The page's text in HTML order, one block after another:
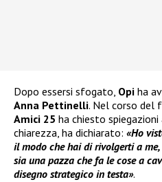
Dopo essersi sfogato, Opi ha
Anna Pettinelli. Nel corso del
Amici 25 ha chiesto
chiarezza, ha dichiarato: «Ho
il modo che hai di rivolgerti a me,
sia una pazza che fa le cose a
disegno strategico in testa».